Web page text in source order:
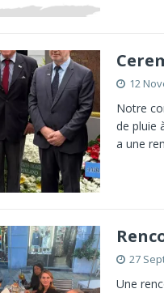
12
Notre
de pluie
a une
27
Une